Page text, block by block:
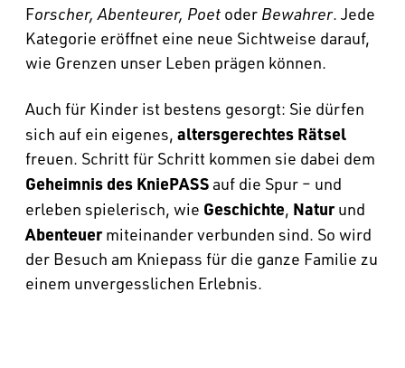
Forscher, Abenteurer, Poet oder Bewahrer. Jede
Kategorie eröffnet eine neue Sichtweise darauf,
wie Grenzen unser Leben prägen können.
Auch für Kinder ist bestens gesorgt: Sie dürfen
sich auf ein eigenes, altersgerechtes Rätsel
freuen. Schritt für Schritt kommen sie dabei dem
Geheimnis des KniePASS auf die Spur – und
erleben spielerisch, wie Geschichte, Naturund
Abenteuermiteinander verbunden sind. So wird
der Besuch am Kniepass für die ganze Familie zu
einem unvergesslichen Erlebnis.